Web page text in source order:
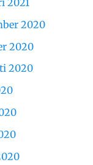
2021
2020
2020
2020